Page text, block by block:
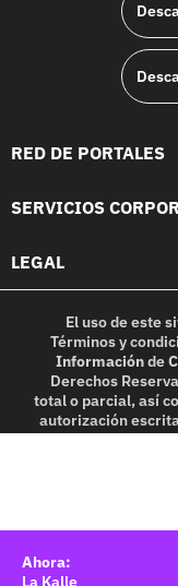
RED DE PORTALES
SERVICIOS
LEGAL
El uso de este
Términos y
Informaciónde
Derechos
total o parcial, así
autorización
in part, or
La Kalle